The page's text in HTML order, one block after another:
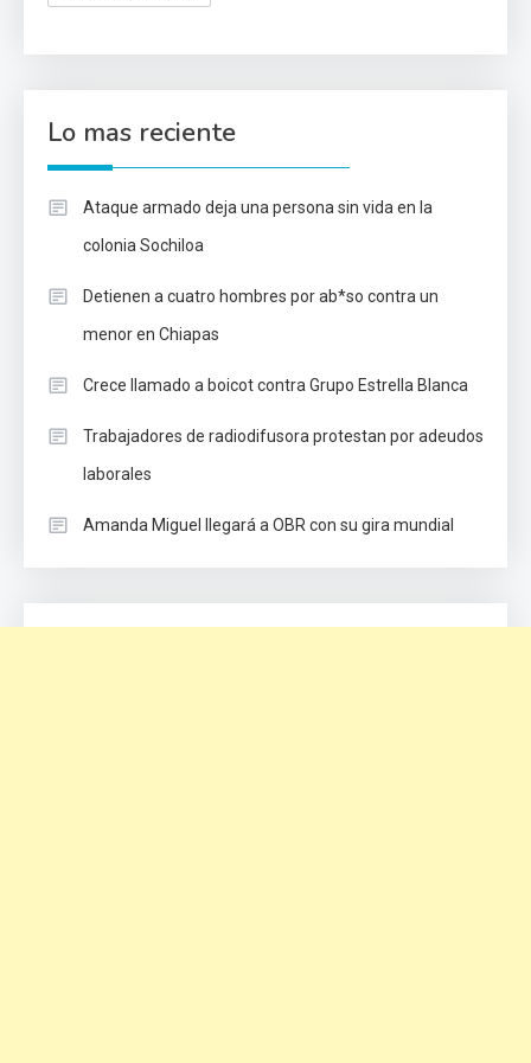
Lo mas reciente
Ataque armado deja una persona sin vida en la
colonia Sochiloa
Detienen a cuatro hombres por ab*so contra un
menor en Chiapas
Crece llamado a boicot contra Grupo Estrella Blanca
Trabajadores de radiodifusora protestan por adeudos
laborales
Amanda Miguel llegará a OBR con su gira mundial